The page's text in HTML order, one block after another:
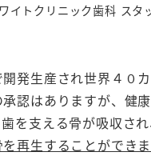
イトクリニック歯科 スタ
発生産され世界４０
認はありますが、健
を支える骨が吸収さ
再生することができ